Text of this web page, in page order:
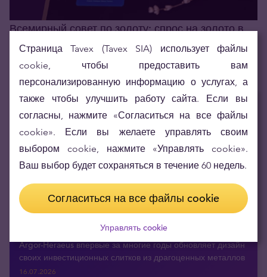
Всемирный совет по золоту: спрос на золото в
третьем квартале высок
03.11.2022
Самые читаемые статьи
Августовское предложение для участников программы
лояльности Tavex
05.08.2026
Германия значительно увеличивает государственные
заимствования. Что это может означать для цены золота
в евро?
Argor-Heraeus впервые за многие годы обновляет дизайн
своих инвестиционных слитков из драгоценных металлов
16.07.2026
Страница Tavex (Tavex SIA) использует файлы
cookie, чтобы предоставить вам
персонализированную информацию о услугах, а
также чтобы улучшить работу сайта. Если вы
согласны, нажмите «Согласиться на все файлы
cookie». Если вы желаете управлять своим
выбором cookie, нажмите «Управлять cookie».
Ваш выбор будет сохраняться в течение 60 недель.
Согласиться на все файлы cookie
Управлять cookie